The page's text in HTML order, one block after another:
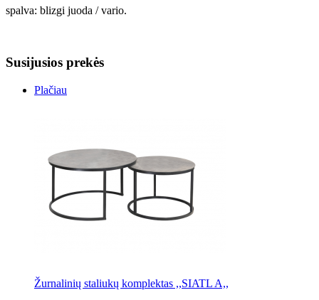
spalva: blizgi juoda / vario.
Susijusios prekės
Plačiau
Žurnalinių staliukų komplektas ,,SIATL A,,